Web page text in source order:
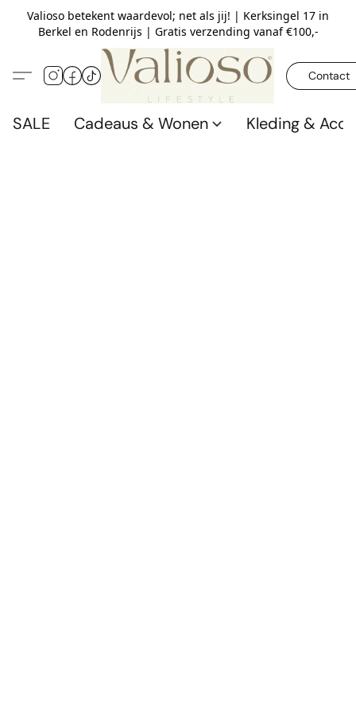
Valioso betekent waardevol; net als jij! | Kerksingel 17 in
Berkel en Rodenrijs | Gratis verzending vanaf €100,-
Contact
SALE Cadeaus & Wonen Kleding &